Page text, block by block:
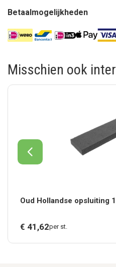
Betaalmogelijkheden
Misschien ook
Oud Hollandse opsluiting
€ 41,62per st.